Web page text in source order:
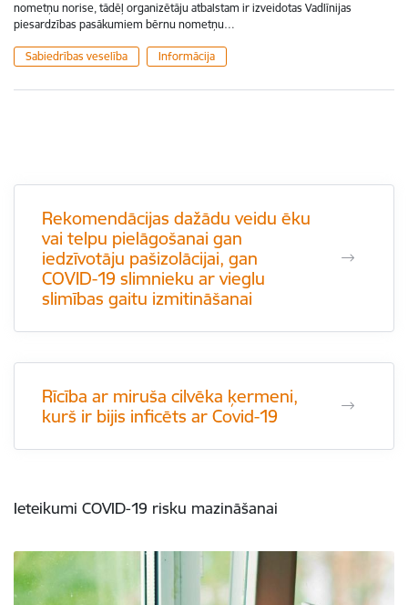
nometņu norise, tādēļ organizētāju atbalstam ir izveidotas Vadlīnijas
piesardzības pasākumiem bērnu nometņu…
Sabiedrības veselība Informācija
Rekomendācijas dažādu veidu ēku
vai telpu pielāgošanai gan
iedzīvotāju pašizolācijai, gan
COVID-19 slimnieku ar vieglu
slimības gaitu izmitināšanai
Rīcība ar miruša cilvēka ķermeni,
kurš ir bijis inficēts ar Covid-19
Ieteikumi COVID-19 risku mazināšanai